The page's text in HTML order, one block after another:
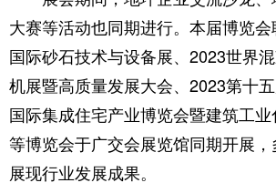
大赛等活动也同期进行。本届博览
国际砂石技术与设备展、2023世界
机展暨高质量发展大会、2023第十五
国际集成住宅产业博览会暨建筑工
等博览会于广交会展览馆同期开展
展现行业发展成果。